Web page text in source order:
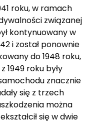
roku, w ramach
związanej
kontynuowany w
i został ponownie
do 1948 roku,
1949 roku były
znacznie
się z trzech
można
się w dwie